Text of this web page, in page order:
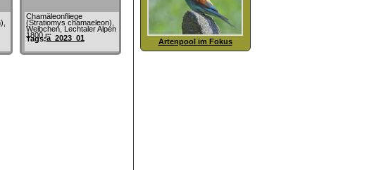
Chamäleonfliege
(Stratiomys chamaeleon),
Weibchen, Lechtaler Alpen
1800 m
Tags:a_2023_01 Artenpool im Fokus